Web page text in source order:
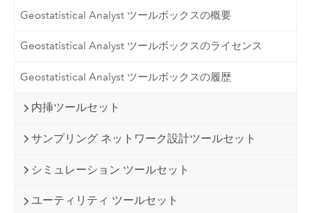
Geostatistical Analyst ツールボックスの概要
Geostatistical Analyst ツールボックスのライセンス
Geostatistical Analyst ツールボックスの履歴
内挿ツールセット
サンプリング ネットワーク設計ツールセット
シミュレーション ツールセット
ユーティリティ ツールセット